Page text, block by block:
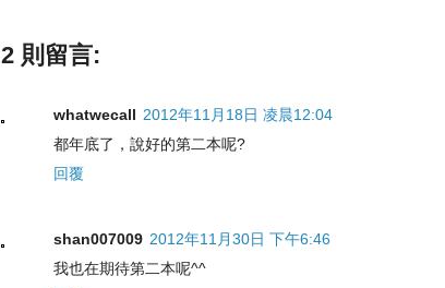
2 則留言:
whatwecall 2012年11月18日 凌晨12:04
都年底了，說好的第二本呢?
回覆
shan007009 2012年11月30日 下午6:46
我也在期待第二本呢^^